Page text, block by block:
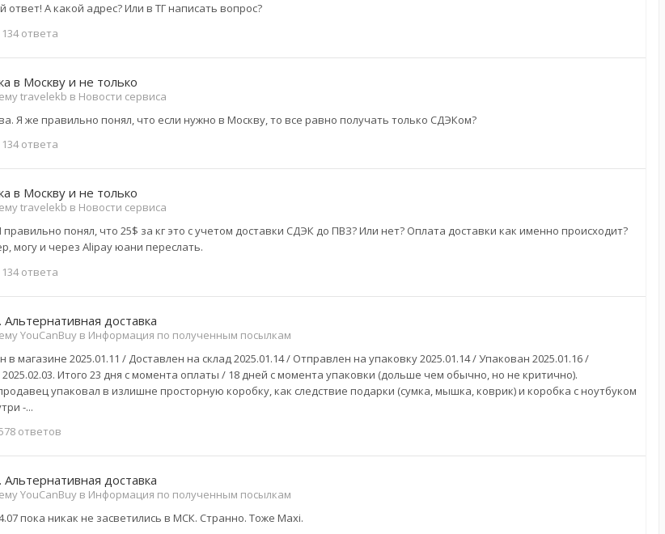
А какой адрес? Или в ТГ написать вопрос?
134 ответа
в Москву и не только
travelekb в Новости сервиса
Я же правильно понял, что если нужно в Москву, то все равно получать только СДЭКом?
134 ответа
в Москву и не только
travelekb в Новости сервиса
понял, что 25$ за кг это с учетом доставки СДЭК до ПВЗ? Или нет? Оплата доставки как именно происходит?
могу и через Alipay юани переслать.
134 ответа
доставка
YouCanBuy в Информация по полученным посылкам
в магазине 2025.01.11 / Доставлен на склад 2025.01.14 / Отправлен на упаковку 2025.01.14 / Упакован 2025.01.16 /
Итого 23 дня с момента оплаты / 18 дней с момента упаковки (дольше чем обычно, но не критично).
упаковал в излишне просторную коробку, как следствие подарки (сумка, мышка, коврик) и коробка с ноутбуком
-...
ответов
доставка
YouCanBuy в Информация по полученным посылкам
пока никак не засветились в МСК. Странно. Тоже Maxi.